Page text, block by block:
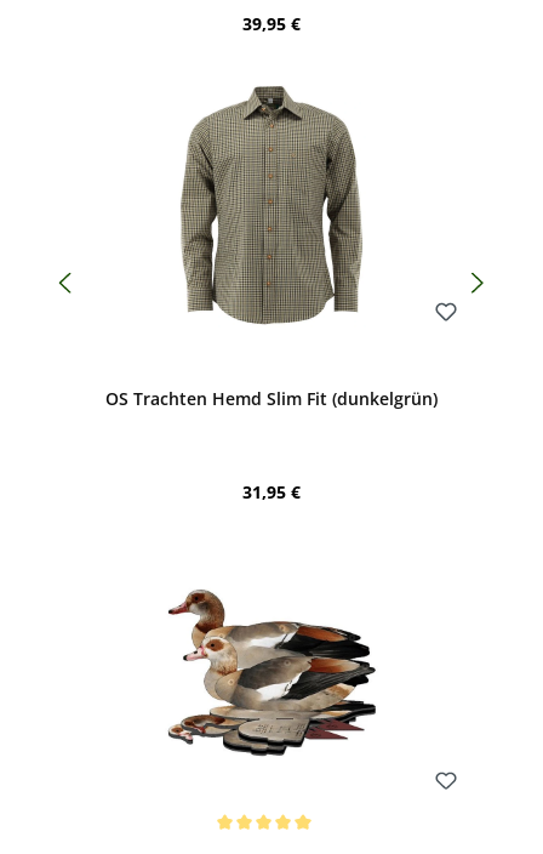
Regulärer Preis:
39,95 €
OS Trachten Hemd Slim Fit (dunkelgrün)
Regulärer Preis:
31,95 €